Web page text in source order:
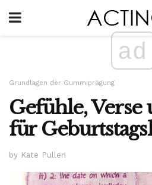
ad
Grundlagen der Gummiprägung
Gefühle, Verse
für
by Kate Pullen